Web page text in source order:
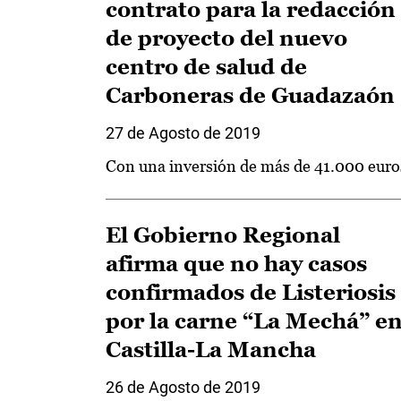
contrato para la redacción
de proyecto del nuevo
centro de salud de
Carboneras de Guadazaón
27 de Agosto de 2019
Con una inversión de más de 41.000
El Gobierno Regional
afirma que no hay casos
confirmados de Listeriosis
por la carne “La Mechá”
Castilla-La Mancha
26 de Agosto de 2019